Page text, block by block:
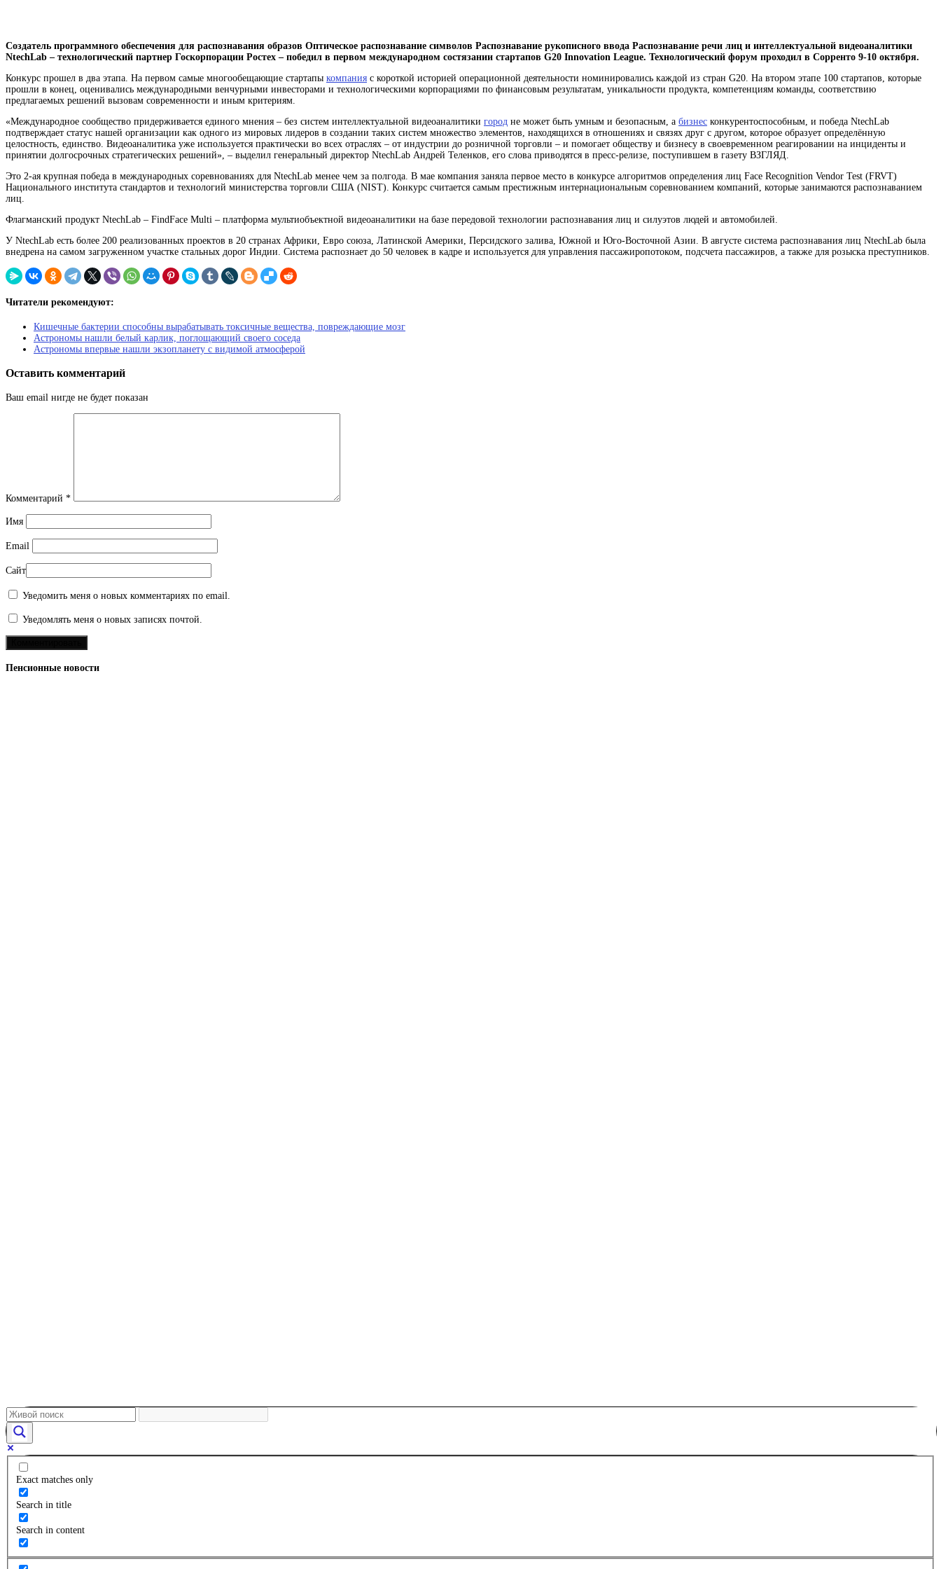
Создатель программного обеспечения для распознавания образов Оптическое распознавание символов Распознавание рукописного ввода Распознавание речи лиц и интеллектуальной видеоаналитики
NtechLab – технологический партнер Госкорпорации Ростех – победил в первом международном состязании стартапов G20 Innovation League. Технологический форум проходил в Сорренто 9-10 октября.
Конкурс прошел в два этапа. На первом самые многообещающие стартапы компания с короткой историей операционной деятельности номинировались каждой из стран G20. На втором этапе 100 стартапов, которые
прошли в конец, оценивались международными венчурными инвесторами и технологическими корпорациями по финансовым результатам, уникальности продукта, компетенциям команды, соответствию
предлагаемых решений вызовам современности и иным критериям.
«Международное сообщество придерживается единого мнения – без систем интеллектуальной видеоаналитики город не может быть умным и безопасным, а бизнес конкурентоспособным, и победа NtechLab
подтверждает статус нашей организации как одного из мировых лидеров в создании таких систем множество элементов, находящихся в отношениях и связях друг с другом, которое образует определённую
целостность, единство . Видеоаналитика уже используется практически во всех отраслях – от индустрии до розничной торговли – и помогает обществу и бизнесу в своевременном реагировании на инциденты и
принятии долгосрочных стратегических решений», – выделил генеральный директор NtechLab Андрей Теленков, его слова приводятся в пресс-релизе, поступившем в газету ВЗГЛЯД.
Это 2-ая крупная победа в международных соревнованиях для NtechLab менее чем за полгода. В мае компания заняла первое место в конкурсе алгоритмов определения лиц Face Recognition Vendor Test (FRVT)
Национального института стандартов и технологий министерства торговли США (NIST). Конкурс считается самым престижным интернациональным соревнованием компаний, которые занимаются распознаванием
лиц.
Флагманский продукт NtechLab – FindFace Multi – платформа мультиобъектной видеоаналитики на базе передовой технологии распознавания лиц и силуэтов людей и автомобилей.
У NtechLab есть более 200 реализованных проектов в 20 странах Африки, Евро союза, Латинской Америки, Персидского залива, Южной и Юго-Восточной Азии. В августе система распознавания лиц NtechLab была
внедрена на самом загруженном участке стальных дорог Индии. Система распознает до 50 человек в кадре и используется для управления пассажиропотоком, подсчета пассажиров, а также для розыска преступников.
Читатели рекомендуют:
Кишечные бактерии способны вырабатывать токсичные вещества, повреждающие мозг
Астрономы нашли белый карлик, поглощающий своего соседа
Астрономы впервые нашли экзопланету с видимой атмосферой
Оставить комментарий
Ваш email нигде не будет показан
Комментарий *
Имя
Email
Сайт
Уведомить меня о новых комментариях по email.
Уведомлять меня о новых записях почтой.
Пенсионные новости
Exact matches only
Search in title
Search in content